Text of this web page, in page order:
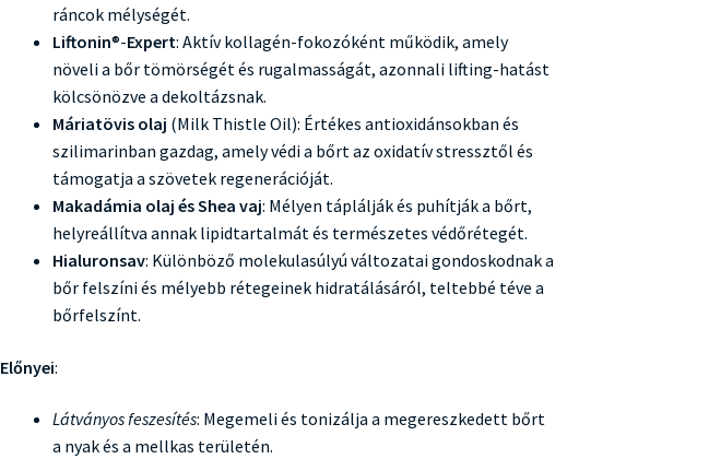
ráncok mélységét.
Liftonin®-Expert: Aktív kollagén-fokozóként működik, amely
növeli a bőr tömörségét és rugalmasságát, azonnali lifting-hatást
kölcsönözve a dekoltázsnak.
Máriatövis olaj (Milk Thistle Oil): Értékes antioxidánsokban és
szilimarinban gazdag, amely védi a bőrt az oxidatív stressztől és
támogatja a szövetek regenerációját.
Makadámia olaj és Shea vaj: Mélyen táplálják és puhítják a bőrt,
helyreállítva annak lipidtartalmát és természetes védőrétegét.
Hialuronsav: Különböző molekulasúlyú változatai gondoskodnak a
bőr felszíni és mélyebb rétegeinek hidratálásáról, teltebbé téve a
bőrfelszínt.
Előnyei:
Látványos feszesítés: Megemeli és tonizálja a megereszkedett bőrt
a nyak és a mellkas területén.